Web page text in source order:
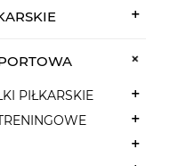
PIŁKARSKIE